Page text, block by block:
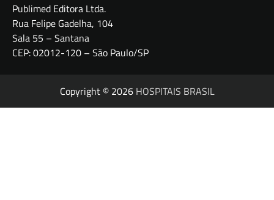
Publimed Editora Ltda.
Rua Felipe Gadelha, 104
Sala 55 – Santana
CEP: 02012-120 – São Paulo/SP
Copyright © 2026 HOSPITAIS BRASIL